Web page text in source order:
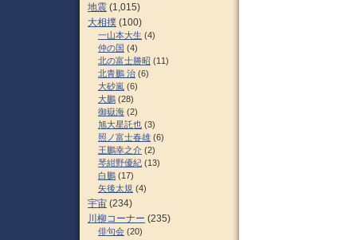
地震 (1,015)
大相撲 (100)
一山本大生 (4)
仲の国 (4)
北の富士勝昭 (11)
北青鵬 治 (6)
大砂嵐 (6)
大鵬 (28)
御嶽海 (2)
旭大星託也 (3)
照ノ富士春雄 (6)
王鵬幸之介 (2)
琴紺野優紀 (13)
白鵬 (17)
矢後太規 (4)
宇宙 (234)
川柳コーナー (235)
俳句会 (20)